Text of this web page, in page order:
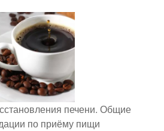
печени. Общие
по приёму пищи